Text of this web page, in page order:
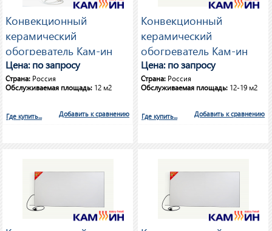
Конвекционный
керамический
обогреватель Кам-ин
Easy Heat 525 Вт
Цена: по запросу
Страна: Россия
Обслуживаемая площадь: 12 м2
Добавить к сравнению
Где купить...
Конвекционный
керамический
обогреватель Кам-ин
Easy Heat 700 Вт
Цена: по запросу
Страна: Россия
Обслуживаемая площадь: 12-19 м2
Добавить к сравнению
Где купить...